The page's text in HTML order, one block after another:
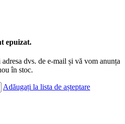
epuizat.
dvs. de e-mail și vă vom anunța
în stoc.
Adăugați la lista de așteptare